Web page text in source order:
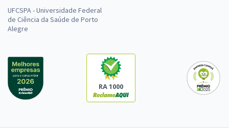
UFCSPA - Universidade Federal
de Ciência da Saúde de Porto
Alegre
RA 1000